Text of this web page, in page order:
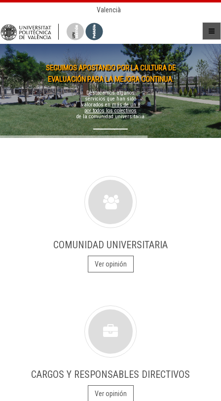
Valencià
SEGUIMOS APOSTANDO POR LA CULTURA DE
EVALUACIÓN PARA LA MEJORA CONTINUA.
Destacamos algunos
servicios que han sido
valorados enmás de un 8
por todos los colectivos
de la comunidad universitaria
COMUNIDAD UNIVERSITARIA
Ver opinión
CARGOS Y RESPONSABLES DIRECTIVOS
Ver opinión